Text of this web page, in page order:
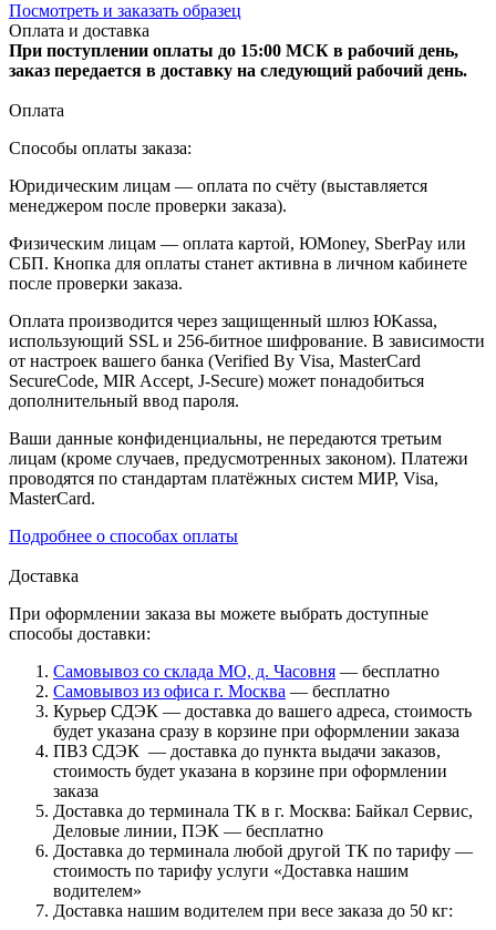
Посмотреть и заказать образец
Оплата и доставка
При поступлении оплаты до 15:00 МСК в рабочий день,
заказ передается в доставку на следующий рабочий день.
Оплата
Способы оплаты заказа:
Юридическим лицам — оплата по счёту (выставляется
менеджером после проверки заказа).
Физическим лицам — оплата картой, ЮMoney, SberPay или
СБП. Кнопка для оплаты станет активна в личном кабинете
после проверки заказа.
Оплата производится через защищенный шлюз ЮKassa,
использующий SSL и 256-битное шифрование. В зависимости
от настроек вашего банка (Verified By Visa, MasterCard
SecureCode, MIR Accept, J-Secure) может понадобиться
дополнительный ввод пароля.
Ваши данные конфиденциальны, не передаются третьим
лицам (кроме случаев, предусмотренных законом). Платежи
проводятся по стандартам платёжных систем МИР, Visa,
MasterCard.
Подробнее о способах оплаты
Доставка
При оформлении заказа вы можете выбрать доступные
способы доставки:
Самовывоз со склада МО, д. Часовня — бесплатно
Самовывоз из офиса г. Москва — бесплатно
Курьер СДЭК — доставка до вашего адреса, стоимость
будет указана сразу в корзине при оформлении заказа
ПВЗ СДЭК — доставка до пункта выдачи заказов,
стоимость будет указана в корзине при оформлении
заказа
Доставка до терминала ТК в г. Москва: Байкал Сервис,
Деловые линии, ПЭК — бесплатно
Доставка до терминала любой другой ТК по тарифу —
стоимость по тарифу услуги «Доставка нашим
водителем»
Доставка нашим водителем при весе заказа до 50 кг: